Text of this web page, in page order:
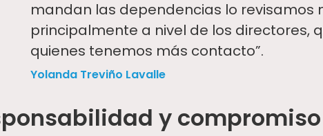
mandan las dependencias lo revisamos
principalmente a nivel de los directores,
quienes tenemos más contacto”.
Yolanda Treviño Lavalle
y compromiso